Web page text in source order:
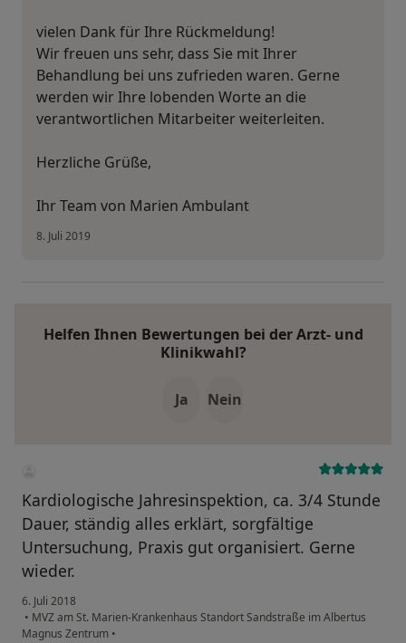
vielen Dank für Ihre Rückmeldung!
Wir freuen uns sehr, dass Sie mit Ihrer
Behandlung bei uns zufrieden waren. Gerne
werden wir Ihre lobenden Worte an die
verantwortlichen Mitarbeiter weiterleiten.
Herzliche Grüße,
Ihr Team von Marien Ambulant
8. Juli 2019
Helfen Ihnen Bewertungen bei der Arzt- und
Klinikwahl?
Ja Nein
Kardiologische Jahresinspektion, ca. 3/4 Stunde
Dauer, ständig alles erklärt, sorgfältige
Untersuchung, Praxis gut organisiert. Gerne
wieder.
6. Juli 2018
• MVZ am St. Marien-Krankenhaus Standort Sandstraße im Albertus
Magnus Zentrum •